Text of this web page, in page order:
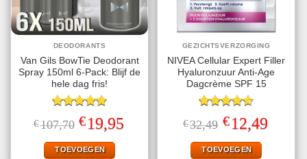
DEODORANTS
Van Gils BowTie Deodorant
Spray 150ml 6-Pack: Blijf de
hele dag fris!
Gewaardeerd
5.00uit 5
€107,70 Oorspronkelijke
prijs
was:
€107,70.
€19,95
TOEVOEGEN
GEZICHTSVERZORGING
NIVEA Cellular Expert Filler
Hyaluronzuur Anti-Age
Dagcrème SPF 15
Gewaardeerd
4.60uit 5
€32,49 Oorspronkelijke
prijs
was:
€32,49.
€12,49Huidige
prijs
TOEVOEGEN